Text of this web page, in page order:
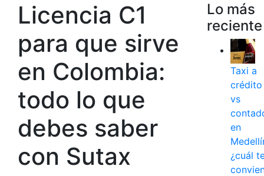
Licencia C1
para que sirve
en Colombia:
todo lo que
debes saber
con Sutax
Lo más
reciente
Taxi a
crédito
vs
en
¿cuál